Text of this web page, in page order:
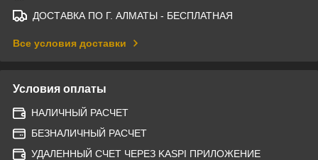
ДОСТАВКА ПО Г. АЛМАТЫ - БЕСПЛАТНАЯ
Все условия доставки
Условия оплаты
НАЛИЧНЫЙ РАСЧЕТ
БЕЗНАЛИЧНЫЙ РАСЧЕТ
УДАЛЕННЫЙ СЧЕТ ЧЕРЕЗ KASPI ПРИЛОЖЕНИЕ